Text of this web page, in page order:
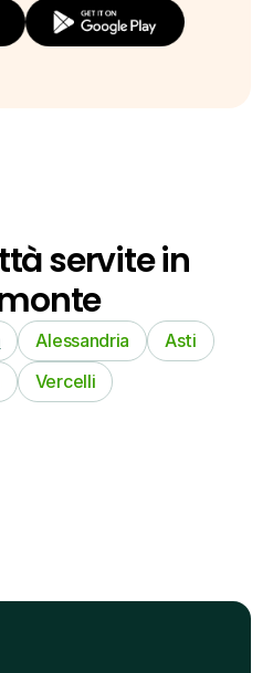
servite in
Alessandria
Asti
Vercelli